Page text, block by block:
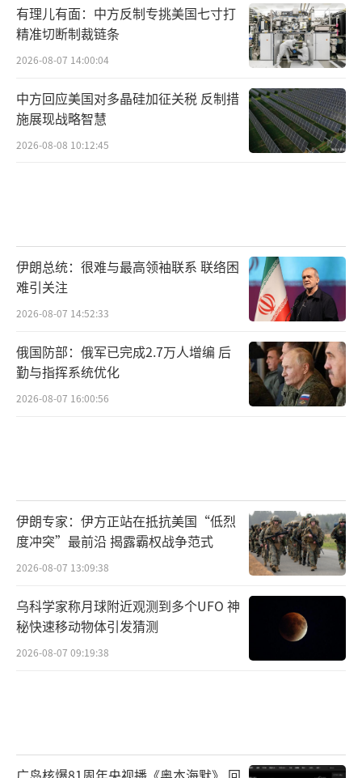
有理儿有面：中方反制专挑美国七寸打
精准切断制裁链条
2026-08-07 14:00:04
中方回应美国对多晶硅加征关税 反制措
施展现战略智慧
2026-08-08 10:12:45
伊朗总统：很难与最高领袖联系 联络困
难引关注
2026-08-07 14:52:33
俄国防部：俄军已完成2.7万人增编 后
勤与指挥系统优化
2026-08-07 16:00:56
伊朗专家：伊方正站在抵抗美国“低烈
度冲突”最前沿 揭露霸权战争范式
2026-08-07 13:09:38
乌科学家称月球附近观测到多个UFO 神
秘快速移动物体引发猜测
2026-08-07 09:19:38